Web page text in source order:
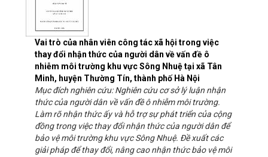
Vai trò của nhân viên công tác xã hội trong việc
thay đổi nhận thức của người dân về vấn đề ô
nhiễm môi trường khu vực Sông Nhuệ tại xã Tân
Minh, huyện Thường Tín, thành phố Hà Nội
Mục đích nghiên cứu: Nghiên cứu cơ sở lý luận nhận
thức của người dân về vấn đề ô nhiễm môi trường.
Làm rõ nhận thức ấy và hỗ trợ sự phát triển của cộng
đồng trong việc thay đổi nhận thức của người dân để
bảo vệ môi trường khu vực Sông Nhuệ. Đề xuất các
giải pháp để thay đổi, nâng cao nhận thức bảo vệ môi